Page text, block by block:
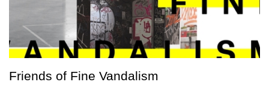
Friends of Fine Vandalism